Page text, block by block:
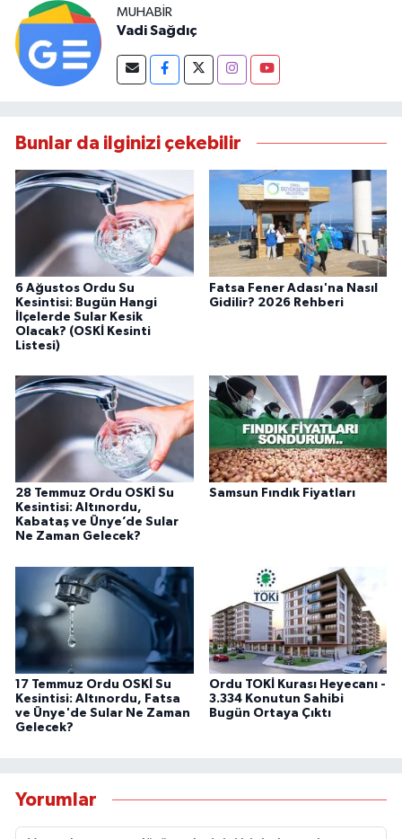
MUHABIR
Vadi Sağdıç
Bunlar da ilginizi çekebilir
6 Ağustos Ordu Su
Kesintisi: Bugün Hangi
İlçelerde Sular Kesik
Olacak? (OSKİ Kesinti
Listesi)
Fatsa Fener Adası'na Nasıl
Gidilir? 2026 Rehberi
28 Temmuz Ordu OSKİ Su
Kesintisi: Altınordu,
Kabataş ve Ünye’de Sular
Ne Zaman Gelecek?
Samsun Fındık Fiyatları
17 Temmuz Ordu OSKİ Su
Kesintisi: Altınordu, Fatsa
ve Ünye'de Sular Ne Zaman
Gelecek?
Ordu TOKİ Kurası Heyecanı -
3.334 Konutun Sahibi
Bugün Ortaya Çıktı
Yorumlar